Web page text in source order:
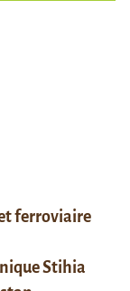
ferroviaire
Stihia